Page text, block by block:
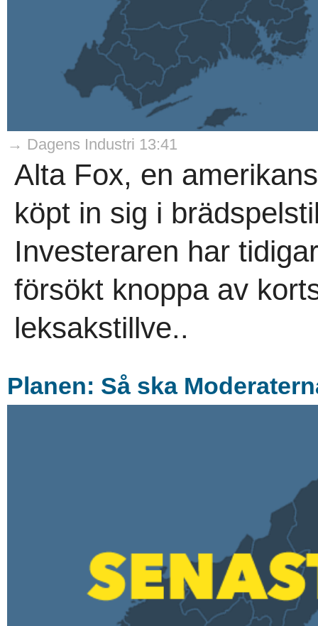
→ Dagens Industri 13:41
Alta Fox, en
köpt in sig i
Investeraren har
försökt knoppa av
leksakstillve..
Planen: Så ska